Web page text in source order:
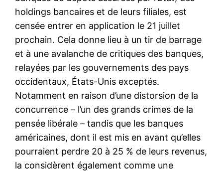
holdings bancaires et de leurs filiales, est
censée entrer en application le 21 juillet
prochain. Cela donne lieu à un tir de barrage
et à une avalanche de critiques des banques,
relayées par les gouvernements des pays
occidentaux, États-Unis exceptés.
Notamment en raison d’une distorsion de la
concurrence – l’un des grands crimes de la
pensée libérale – tandis que les banques
américaines, dont il est mis en avant qu’elles
pourraient perdre 20 à 25 % de leurs revenus,
la considèrent également comme une